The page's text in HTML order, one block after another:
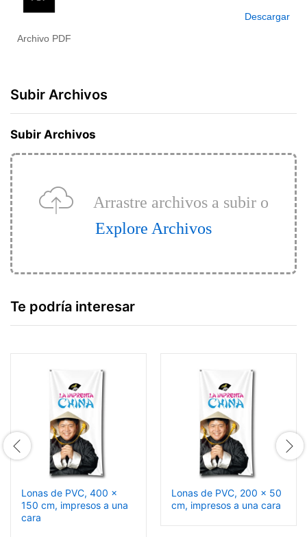
Archivo PDF
Descargar
Subir Archivos
Subir Archivos
Arrastre archivos a subir o
Explore Archivos
Te podría interesar
Lonas de PVC, 400 x
150 cm, impresos a una
cara
Lonas de PVC, 200 x 50
cm, impresos a una cara